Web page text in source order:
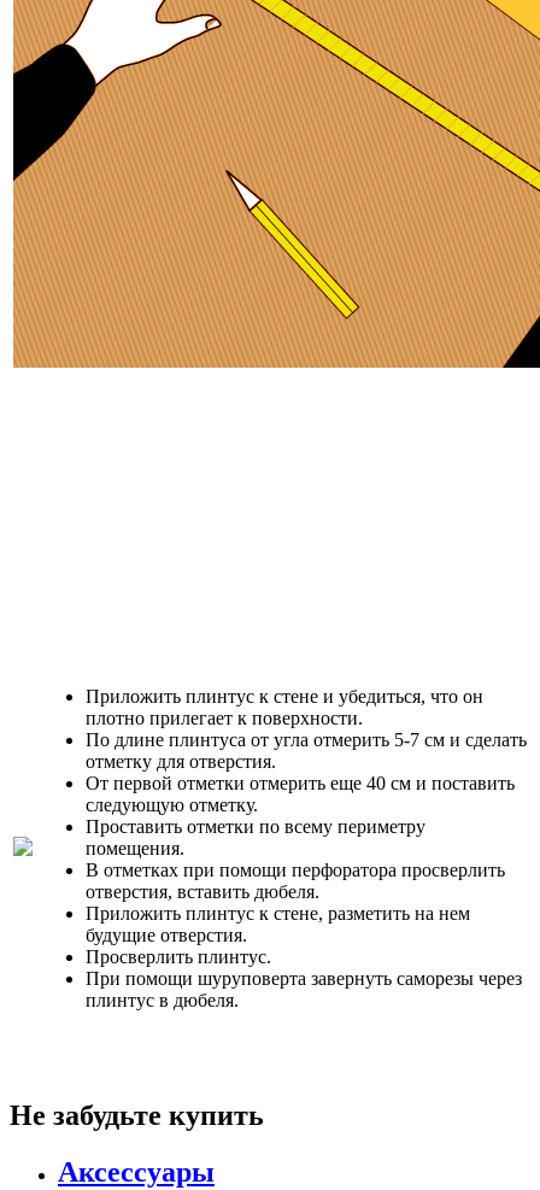
Приложить плинтус к стене и убедиться, что он
плотно прилегает к поверхности.
По длине плинтуса от угла отмерить 5-7 см и сделать
отметку для отверстия.
От первой отметки отмерить еще 40 см и поставить
следующую отметку.
Проставить отметки по всему периметру
помещения.
В отметках при помощи перфоратора просверлить
отверстия, вставить дюбеля.
Приложить плинтус к стене, разметить на нем
будущие отверстия.
Просверлить плинтус.
При помощи шуруповерта завернуть саморезы через
плинтус в дюбеля.
Не забудьте купить
Аксессуары